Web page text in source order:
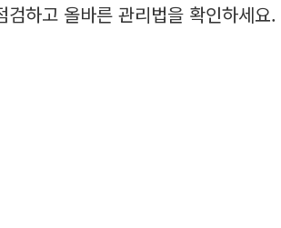
검하고 올바른 관리법을 확인하세